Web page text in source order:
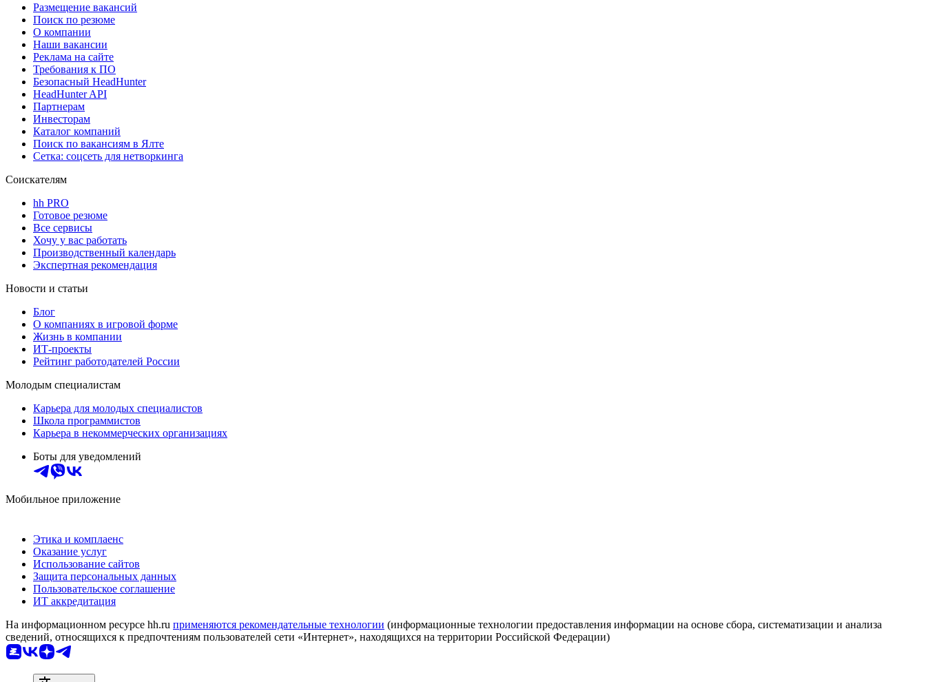
Размещение вакансий
Поиск по резюме
О компании
Наши вакансии
Реклама на сайте
Требования к ПО
Безопасный HeadHunter
HeadHunter API
Партнерам
Инвесторам
Каталог компаний
Поиск по вакансиям в Ялте
Сетка: соцсеть для нетворкинга
Соискателям
hh PRO
Готовое резюме
Все сервисы
Хочу у вас работать
Производственный календарь
Экспертная рекомендация
Новости и статьи
Блог
О компаниях в игровой форме
Жизнь в компании
ИТ-проекты
Рейтинг работодателей России
Молодым специалистам
Карьера для молодых специалистов
Школа программистов
Карьера в некоммерческих организациях
Боты для уведомлений
Мобильное приложение
Этика и комплаенс
Оказание услуг
Использование сайтов
Защита персональных данных
Пользовательское соглашение
ИТ аккредитация
На информационном ресурсе hh.ru применяются рекомендательные технологии (информационные технологии предоставления информации на основе сбора, систематизации и анализа
сведений, относящихся к предпочтениям пользователей сети «Интернет», находящихся на территории Российской Федерации)